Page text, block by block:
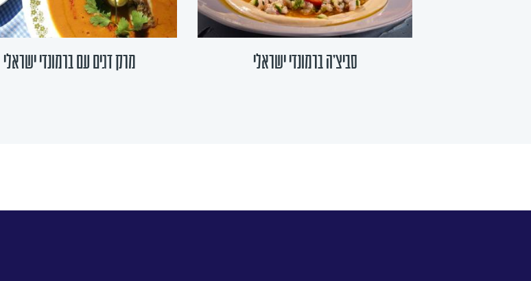
מרק דגים עם ברמונדי ישראלי סביצ'ה ברמונדי ישראלי